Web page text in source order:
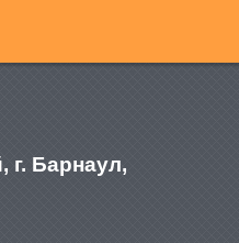
г. Барнаул,